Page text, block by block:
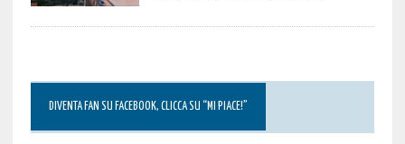
DIVENTA FAN SU FACEBOOK, CLICCA SU “MI PIACE!”